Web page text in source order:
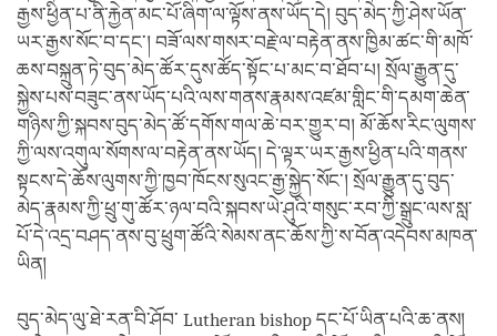
རྒྱས་ཕྱིན་པ་ནི་རྐྱེན་མང་པོ་ཞིག་ལ་ལྟོས་ནས་ཡོད་དེ། བུད་མེད་ཀྱི་ཤེས་ཡོན་
ཡར་རྒྱས་སོང་བ་དང་། བཟོ་ལས་གསར་བརྗེ་ལ་བརྟེན་ནས་ཁྱིམ་ཚང་གི་མཁོ་
ཆས་བསྐྲུན་ཏེ་བུད་མེད་ཚོར་དུས་ཚོད་སྟོང་པ་མང་བ་ཐོབ་པ། སྲོལ་རྒྱུན་དུ་
སྐྱེས་པས་བཟུང་ནས་ཡོད་པའི་ལས་གནས་རྣམས་འཛམ་གླིང་གི་དམག་ཆེན་
གཉིས་ཀྱི་སྐབས་བུད་མེད་ཚོ་དགོས་གལ་ཆེ་བར་གྱུར་བ། མོ་ཆོས་རིང་ལུགས་
ཀྱི་ལས་འགུལ་སོགས་ལ་བརྟེན་ནས་ཡོད། དེ་ལྟར་ཡར་རྒྱས་ཕྱིན་པའི་གནས་
སྟངས་དེ་ཆོས་ལུགས་ཀྱི་ཁྱབ་ཁོངས་སུའང་རྒྱ་སྐྱེད་སོང་། སྲོལ་རྒྱུན་དུ་བུད་
མེད་རྣམས་ཀྱི་ཕྲུ་གུ་ཚོར་ཉལ་བའི་སྐབས་ཡེ་ཤུའི་གསུང་རབ་ཀྱི་སྒྲུང་ལས་སླ་
པོ་དེ་འདྲ་བཤད་ནས་བུ་ཕྲུག་ཚོའི་སེམས་ནང་ཆོས་ཀྱི་ས་བོན་འདེབས་མཁན་
ཡིན།
བུད་མེད་ལུ་ཐེ་རན་བི་ཤོབ་ Lutheran bishop དང་པོ་ཡིན་པའི་ཆ་ནས།